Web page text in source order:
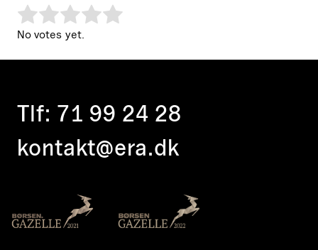
Rate this item: Submit Rating
No votes yet.
Tlf: 71 99 24 28
kontakt@era.dk